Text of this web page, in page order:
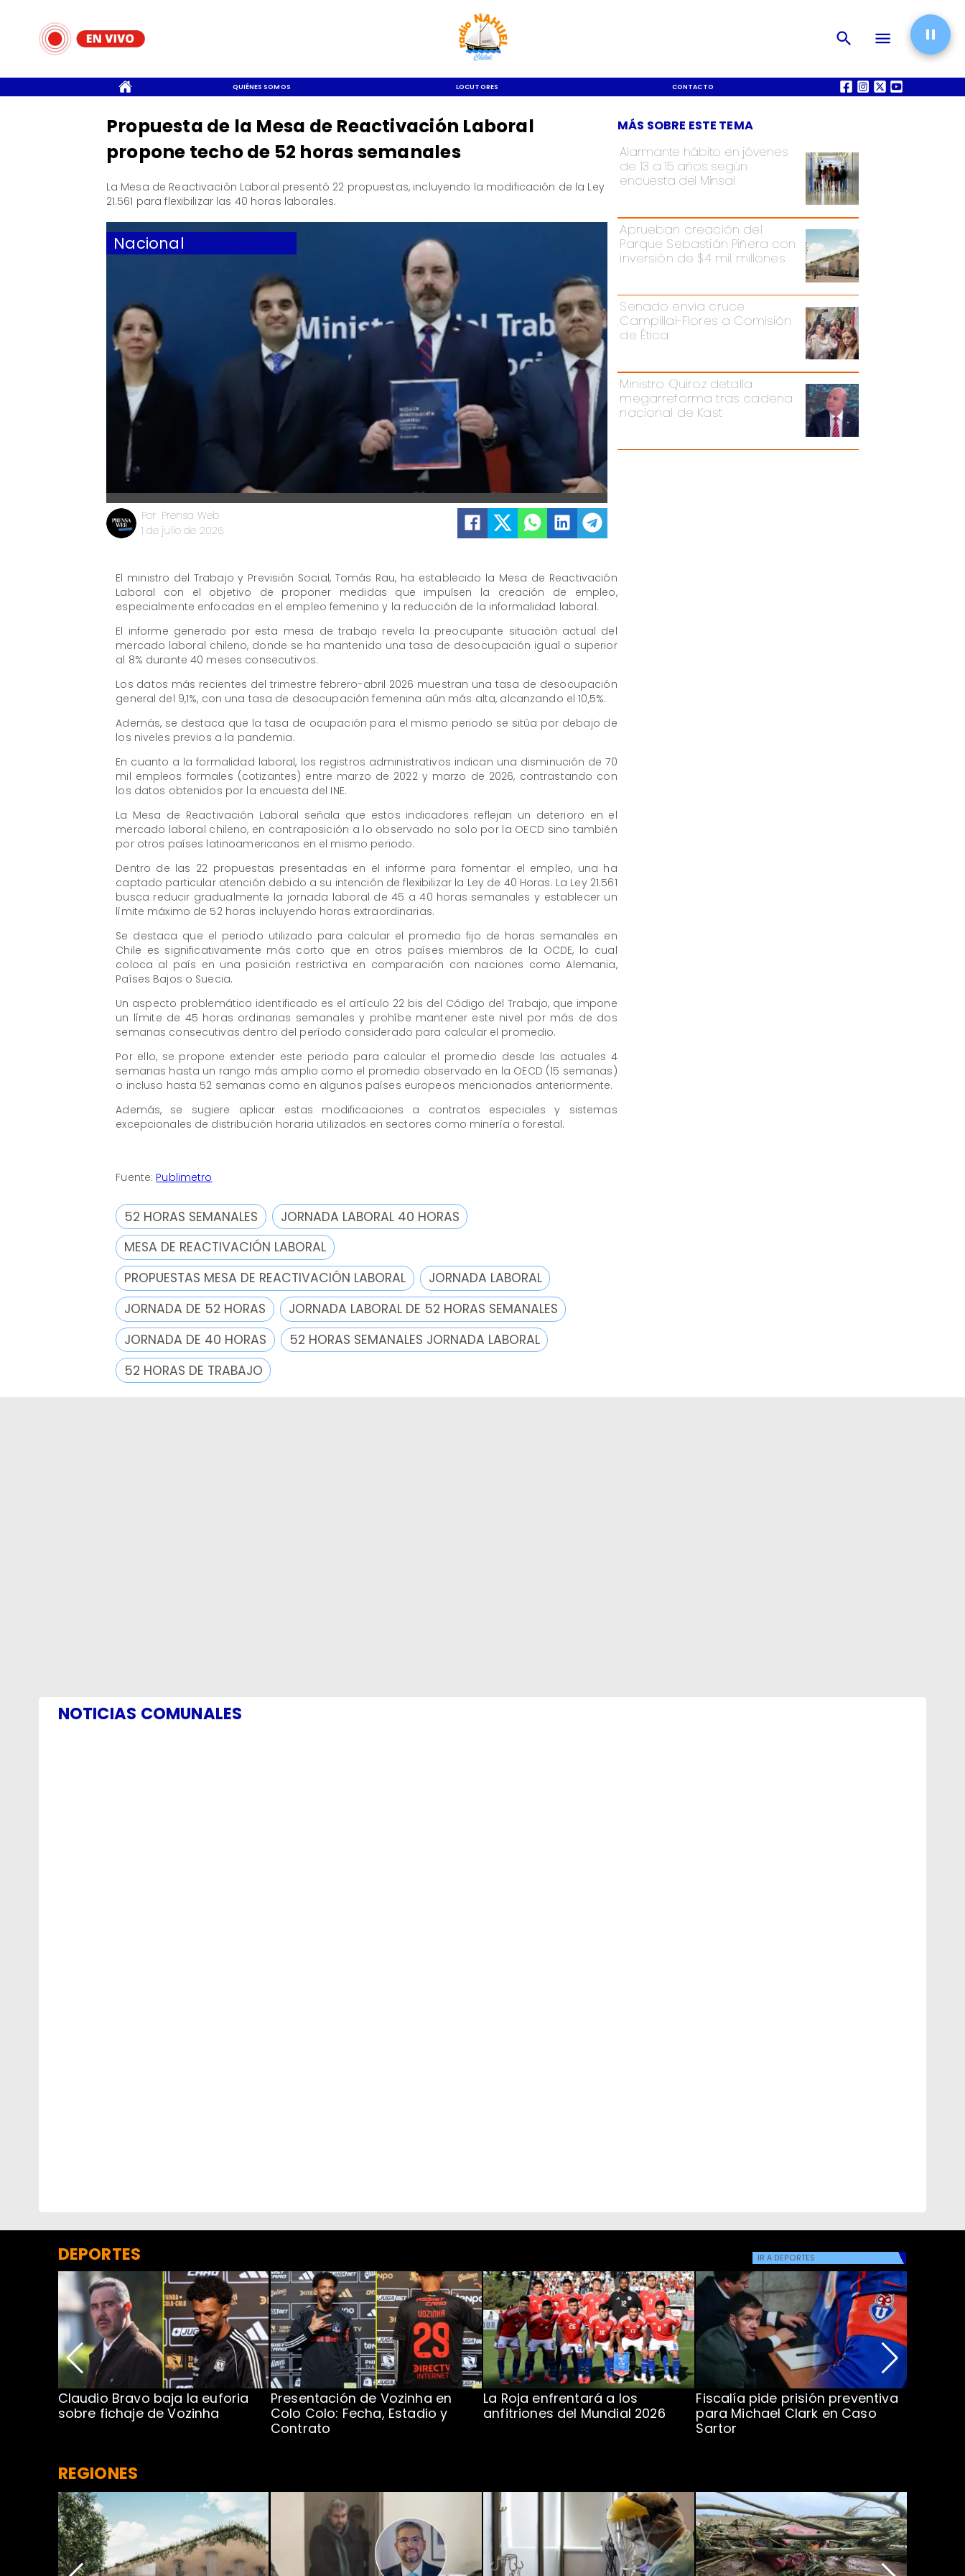
QUIÉNES SOMOS LOCUTORES CONTACTO QUIÉNES SOMOS
Nacional
Prensa Web
Por
1 de julio de 2026
Alarmante hábito en jóvenes
de 13 a 15 años según
encuesta del Minsal
Aprueban creación del
Parque Sebastián Piñera con
inversión de $4 mil millones
Senado envía cruce
Campillai-Flores a Comisión
de Ética
Ministro Quiroz detalla
megarreforma tras cadena
nacional de Kast
MÁS SOBRE ESTE TEMA
Propuesta de la Mesa de Reactivación Laboral
propone techo de 52 horas semanales
La Mesa de Reactivación Laboral presentó 22 propuestas, incluyendo la modificación de la Ley
21.561 para flexibilizar las 40 horas laborales.
El ministro del Trabajo y Previsión Social, Tomás Rau, ha establecido la Mesa de Reactivación
Laboral con el objetivo de proponer medidas que impulsen la creación de empleo,
especialmente enfocadas en el empleo femenino y la reducción de la informalidad laboral.
El informe generado por esta mesa de trabajo revela la preocupante situación actual del
mercado laboral chileno, donde se ha mantenido una tasa de desocupación igual o superior
al 8% durante 40 meses consecutivos.
Los datos más recientes del trimestre febrero-abril 2026 muestran una tasa de desocupación
general del 9,1%, con una tasa de desocupación femenina aún más alta, alcanzando el 10,5%.
Además, se destaca que la tasa de ocupación para el mismo periodo se sitúa por debajo de
los niveles previos a la pandemia.
En cuanto a la formalidad laboral, los registros administrativos indican una disminución de 70
mil empleos formales (cotizantes) entre marzo de 2022 y marzo de 2026, contrastando con
los datos obtenidos por la encuesta del INE.
La Mesa de Reactivación Laboral señala que estos indicadores reflejan un deterioro en el
mercado laboral chileno, en contraposición a lo observado no solo por la OECD sino también
por otros países latinoamericanos en el mismo periodo.
Dentro de las 22 propuestas presentadas en el informe para fomentar el empleo, una ha
captado particular atención debido a su intención de flexibilizar la Ley de 40 Horas. La Ley 21.561
busca reducir gradualmente la jornada laboral de 45 a 40 horas semanales y establecer un
límite máximo de 52 horas incluyendo horas extraordinarias.
Se destaca que el periodo utilizado para calcular el promedio fijo de horas semanales en
Chile es significativamente más corto que en otros países miembros de la OCDE, lo cual
coloca al país en una posición restrictiva en comparación con naciones como Alemania,
Países Bajos o Suecia.
Un aspecto problemático identificado es el artículo 22 bis del Código del Trabajo, que impone
un límite de 45 horas ordinarias semanales y prohíbe mantener este nivel por más de dos
semanas consecutivas dentro del período considerado para calcular el promedio.
Por ello, se propone extender este periodo para calcular el promedio desde las actuales 4
semanas hasta un rango más amplio como el promedio observado en la OECD (15 semanas)
o incluso hasta 52 semanas como en algunos países europeos mencionados anteriormente.
Además, se sugiere aplicar estas modificaciones a contratos especiales y sistemas
excepcionales de distribución horaria utilizados en sectores como minería o forestal.
Fuente: Publimetro
52 HORAS SEMANALES
JORNADA LABORAL 40 HORAS
MESA DE REACTIVACIÓN LABORAL
PROPUESTAS MESA DE REACTIVACIÓN LABORAL
JORNADA LABORAL
JORNADA DE 52 HORAS
JORNADA LABORAL DE 52 HORAS SEMANALES
JORNADA DE 40 HORAS
52 HORAS SEMANALES JORNADA LABORAL
52 HORAS DE TRABAJO
NOTICIAS COMUNALES
DEPORTES IR A DEPORTES
Claudio Bravo baja la euforia
sobre fichaje de Vozinha
Presentación de Vozinha en
Colo Colo: Fecha, Estadio y
Contrato
La Roja enfrentará a los
anfitriones del Mundial 2026
Fiscalía pide prisión preventiva
para Michael Clark en Caso
Sartor
REGIONES